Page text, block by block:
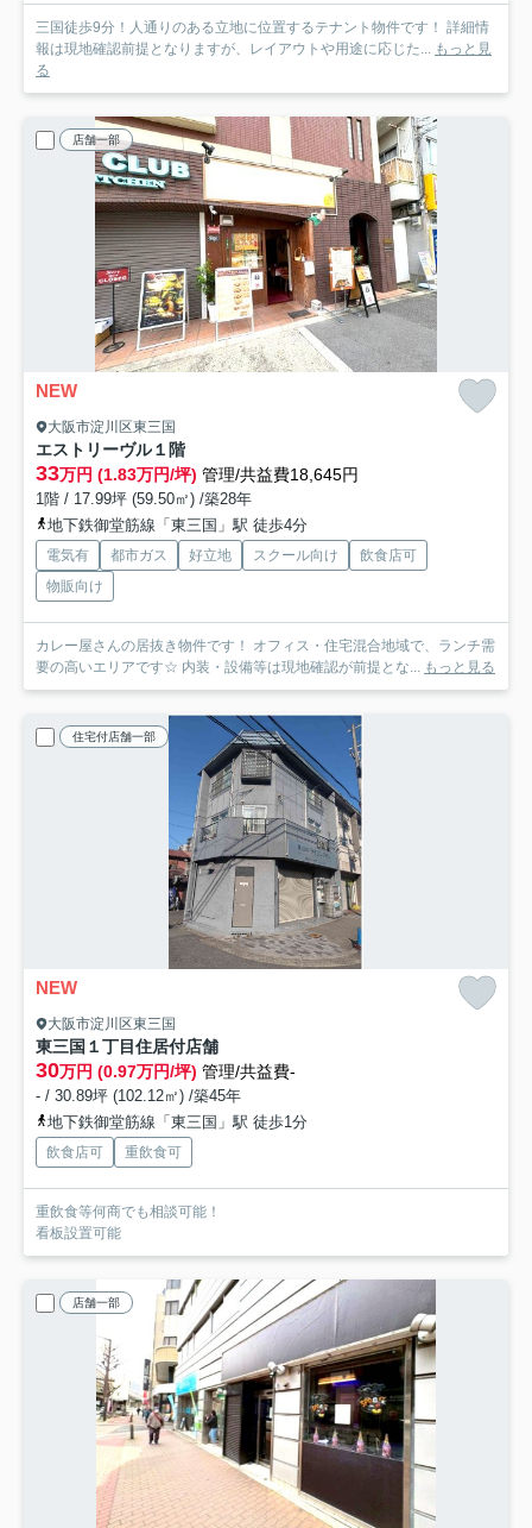
三国徒歩9分！人通りのある立地に位置するテナント物件です！ 詳細情
報は現地確認前提となりますが、レイアウトや用途に応じた...
もっと見
る
店舗一部
NEW
大阪市淀川区東三国
エストリーヴル１階
33万円 (1.83万円/坪) 管理/共益費18,645円
1階 / 17.99坪 (59.50㎡) /築28年
地下鉄御堂筋線「東三国」駅 徒歩4分
電気有 都市ガス 好立地 スクール向け
飲食店可
物販向け
カレー屋さんの居抜き物件です！ オフィス・住宅混合地域で、ランチ需
要の高いエリアです☆ 内装・設備等は現地確認が前提とな...
もっと見る
住宅付店舗一部
NEW
大阪市淀川区東三国
東三国１丁目住居付店舗
30万円 (0.97万円/坪) 管理/共益費-
- / 30.89坪 (102.12㎡) /築45年
地下鉄御堂筋線「東三国」駅 徒歩1分
飲食店可 重飲食可
重飲食等何商でも相談可能！
看板設置可能
店舗一部